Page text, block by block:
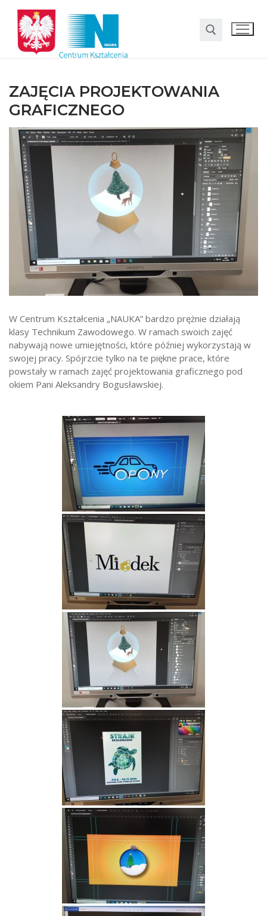
O nas
Oferta
LO SMS Talent
Strefa rodzica
Strefa ucznia
Rekrutacja
Oferty pracy dla pracowników
Zadania realizowane z budżetu państwa
ZAJĘCIA PROJEKTOWANIA
GRAFICZNEGO
W Centrum Kształcenia „NAUKA” bardzo prężnie działają
klasy Technikum Zawodowego. W ramach swoich zajęć
nabywają nowe umiejętności, które później wykorzystają w
swojej pracy. Spójrzcie tylko na te piękne prace, które
powstały w ramach zajęć projektowania graficznego pod
okiem Pani Aleksandry Bogusławskiej.